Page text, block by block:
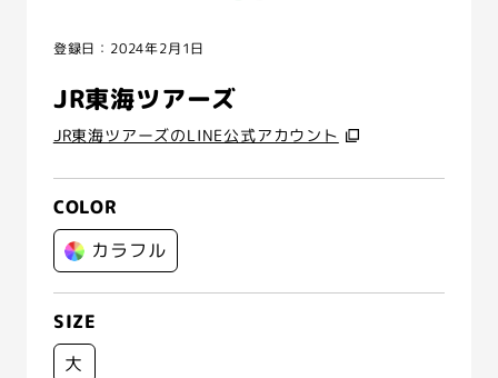
登録日：2024年2月1日
JR東海ツアーズ
JR東海ツアーズのLINE公式アカウント
COLOR
カラフル
SIZE
大